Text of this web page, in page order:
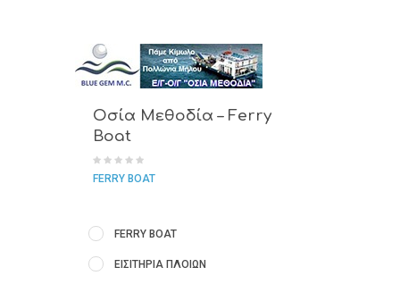
Οσία Μεθοδία – Ferry
Boat
FERRY BOAT
FERRY BOAT
ΕΙΣΙΤΗΡΙΑ ΠΛΟΙΩΝ